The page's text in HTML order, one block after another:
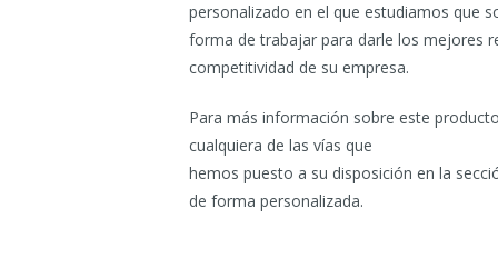
personalizado en el que estudiamos que
forma de trabajar para darle los mejores
competitividad de su empresa.
Para más información sobre este
cualquiera de las vías que
hemos puesto a su disposición en la
de forma personalizada.